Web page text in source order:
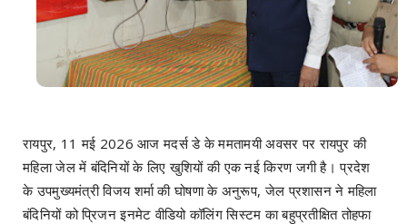
रायपुर, 11 मई 2026 आज मदर्स डे के ममतामयी अवसर पर रायपुर की
महिला जेल में बंदिनियों के लिए खुशियों की एक नई किरण जगी है। प्रदेश
के उपमुख्यमंत्री विजय शर्मा की घोषणा के अनुरूप, जेल प्रशासन ने महिला
बंदिनियों को प्रिजन इनमेट वीडियो कॉलिंग सिस्टम का बहुप्रतीक्षित तोहफा